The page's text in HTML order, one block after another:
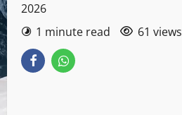
2026
1 minute read
61 views